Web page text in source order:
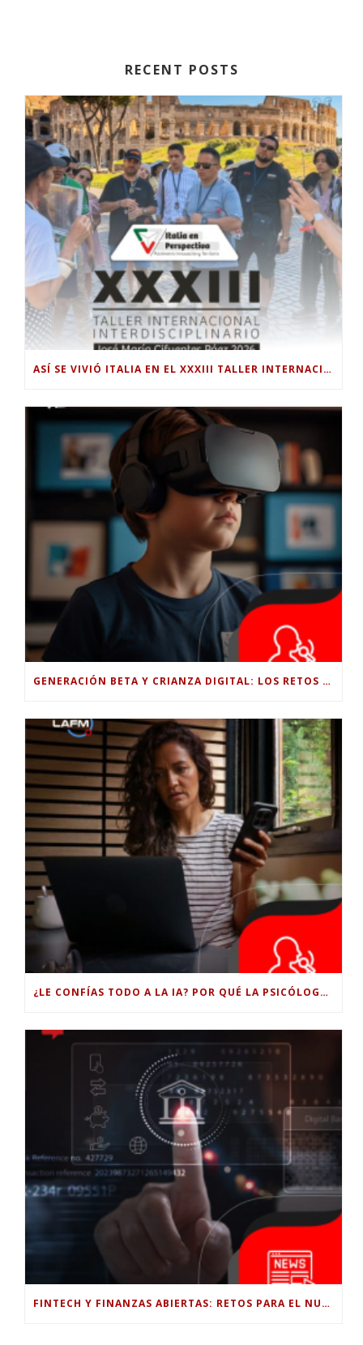
RECENT POSTS
ASÍ SE VIVIÓ ITALIA EN EL XXXIII TALLER INTERNACIONAL INTERDISCIPLINAR
GENERACIÓN BETA Y CRIANZA DIGITAL: LOS RETOS DE CRIAR HIJOS EN LA ERA DE LA INTELIGENCIA ARTIFICIAL
¿LE CONFÍAS TODO A LA IA? POR QUÉ LA PSICÓLOGA DICE QUE ESO PUEDE COSTARTE TUS PROPIAS HABILIDADES
FINTECH Y FINANZAS ABIERTAS: RETOS PARA EL NUEVO GOBIERNO COLOMBIANO